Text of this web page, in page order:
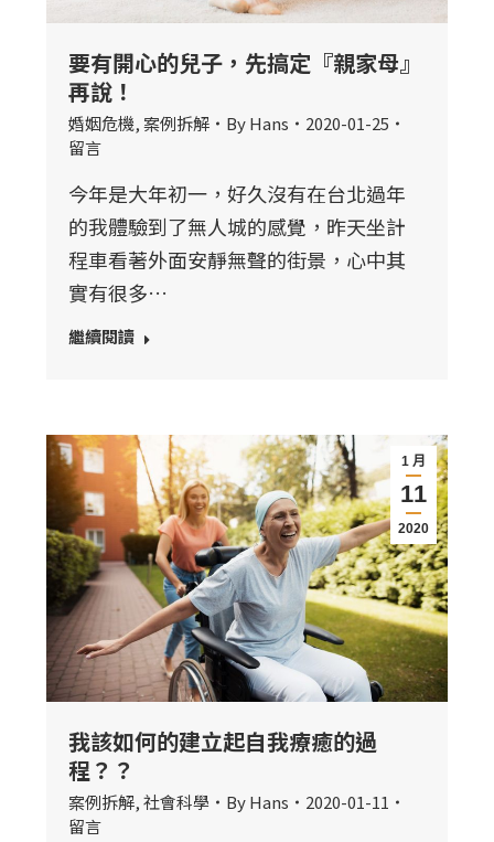
要有開心的兒子，先搞定『親家母』
再說！
婚姻危機,案例拆解 ByHans
2020-01-25
留言
今年是大年初一，好久沒有在台北過年
的我體驗到了無人城的感覺，昨天坐計
程車看著外面安靜無聲的街景，心中其
實有很多…
繼續閱讀
1 月
11
2020
我該如何的建立起自我療癒的過
程？？
案例拆解,社會科學 ByHans
2020-01-11
留言